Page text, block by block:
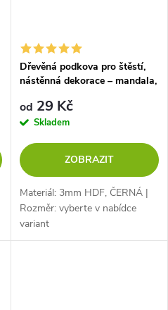
Dřevěná podkova pro štěstí,
nástěnná dekorace – mandala,
od 29 Kč
Skladem
ZOBRAZIT
Materiál: 3mm HDF, ČERNÁ |
Rozměr: vyberte v nabídce
variant